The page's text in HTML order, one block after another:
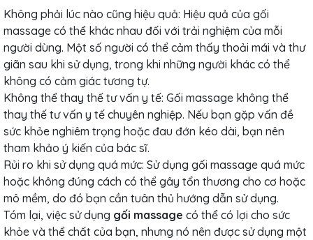
Không phải lúc nào cũng hiệu quả: Hiệu quả của gối
massage có thể khác nhau đối với trải nghiệm của mỗi
người dùng. Một số người có thể cảm thấy thoải mái và thư
giãn sau khi sử dụng, trong khi những người khác có thể
không có cảm giác tương tự.
Không thể thay thế tư vấn y tế: Gối massage không thể
thay thế tư vấn y tế chuyên nghiệp. Nếu bạn gặp vấn đề
sức khỏe nghiêm trọng hoặc đau đớn kéo dài, bạn nên
tham khảo ý kiến của bác sĩ.
Rủi ro khi sử dụng quá mức: Sử dụng gối massage quá mức
hoặc không đúng cách có thể gây tổn thương cho cơ hoặc
mô mềm, do đó bạn cần tuân thủ hướng dẫn sử dụng.
Tóm lại, việc sử dụng gối massage có thể có lợi cho sức
khỏe và thể chất của bạn, nhưng nó nên được sử dụng một